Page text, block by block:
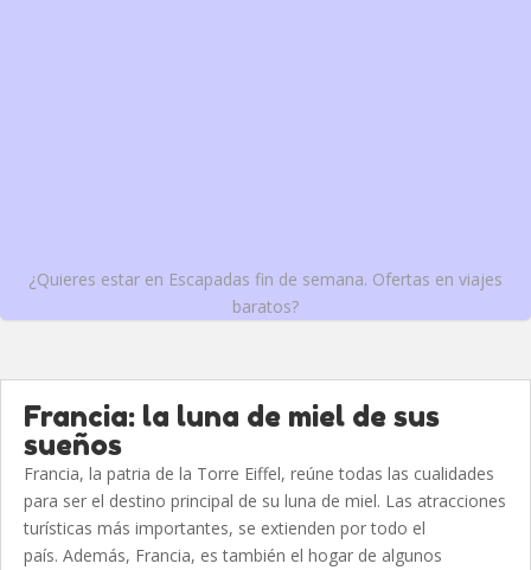
¿Quieres estar en Escapadas fin de semana. Ofertas en viajes
baratos?
Francia: la luna de miel de sus
sueños
Francia, la patria de la Torre Eiffel, reúne todas las cualidades
para ser el destino principal de su luna de miel. Las atracciones
turísticas más importantes, se extienden por todo el
país. Además, Francia, es también el hogar de algunos